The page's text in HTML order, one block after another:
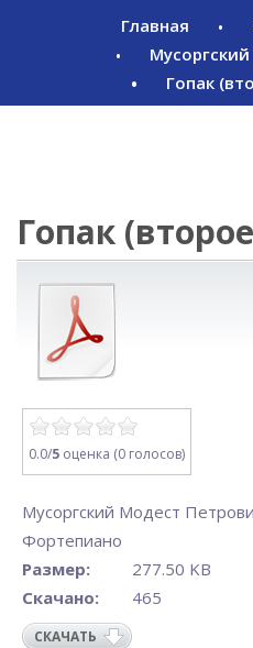
Главная
Гопак
Гопак
0.0/5 оценка (0 голосов)
Мусоргский Модест
Фортепиано
Размер:
277.50 KB
Скачано:
465
СКАЧАТЬ